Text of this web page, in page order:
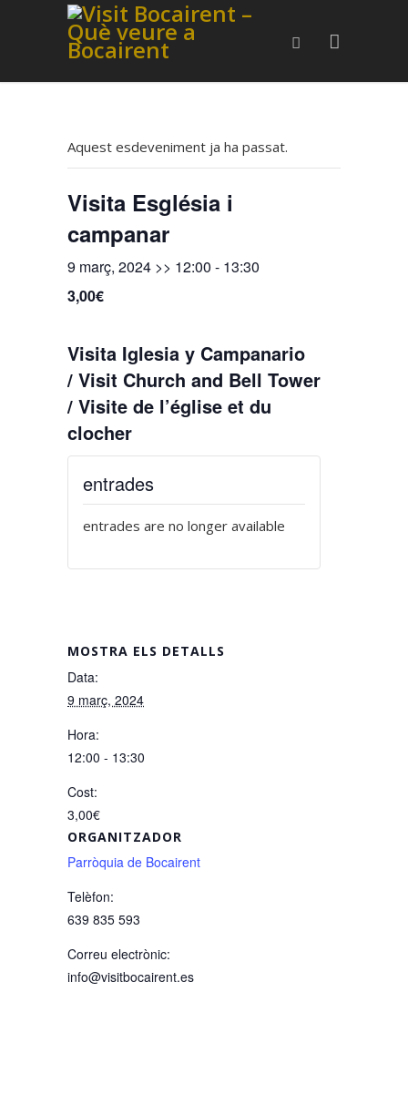
Aquest esdeveniment ja ha passat.
Visita Església i
campanar
9 març, 2024 >> 12:00 - 13:30
3,00€
Visita Iglesia y Campanario
/ Visit Church and Bell Tower
/ Visite de l’église et du
clocher
MOSTRA ELS DETALLS
Data:
9 març, 2024
Hora:
12:00 - 13:30
Cost:
3,00€
ORGANITZADOR
Parròquia de Bocairent
Telèfon:
639 835 593
Correu electrònic:
info@visitbocairent.es
entrades
entrades are no longer available